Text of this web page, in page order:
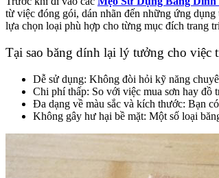
từ việc đóng gói, dán nhãn đến những ứng
lựa chọn loại phù hợp cho từng mục đích trang
Tại sao băng dính lại lý tưởng cho việc
Dễ sử dụng: Không đòi hỏi kỹ năng
Chi phí thấp: So với việc mua sơn hay đồ
Đa dạng về màu sắc và kích thước: Bạn
Không gây hư hại bề mặt: Một số loại